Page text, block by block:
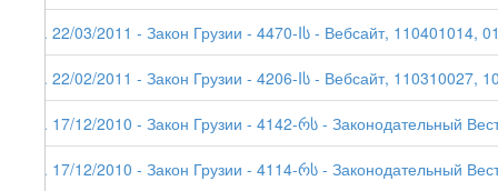
9. 22/03/2011 - Закон Грузии - 4470-Iს - Вебсайт, 110401014,
8. 22/02/2011 - Закон Грузии - 4206-Iს - Вебсайт, 110310027,
7. 17/12/2010 - Закон Грузии - 4142-რს - Законодательный
6. 17/12/2010 - Закон Грузии - 4114-რს - Законодательный